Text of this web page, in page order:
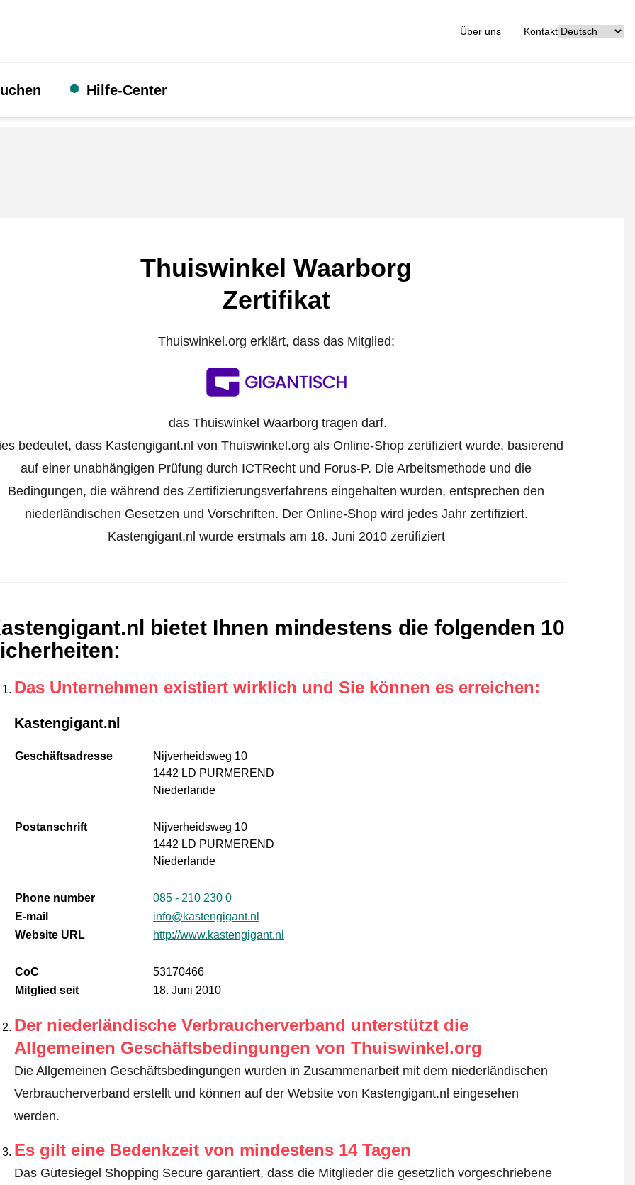
Über uns Kontakt
Hilfe-Center
Thuiswinkel Waarborg
Zertifikat
Thuiswinkel.org erklärt, dass das Mitglied:
das Thuiswinkel Waarborg tragen darf.
bedeutet, dass Kastengigant.nl von Thuiswinkel.org als Online-Shop zertifiziert wurde, basierend
auf einer unabhängigen Prüfung durch ICTRecht und Forus-P. Die Arbeitsmethode und die
Bedingungen, die während des Zertifizierungsverfahrens eingehalten wurden, entsprechen den
niederländischen Gesetzen und Vorschriften. Der Online-Shop wird jedes Jahr zertifiziert.
Kastengigant.nl wurde erstmals am 18. Juni 2010 zertifiziert
bietet Ihnen mindestens die folgenden 10
:
Das Unternehmen existiert wirklich und Sie können es erreichen:
Kastengigant.nl
Geschäftsadresse
Nijverheidsweg 10
1442 LD PURMEREND
Niederlande
Postanschrift
Nijverheidsweg 10
1442 LD PURMEREND
Niederlande
Phone number
085 - 210 230 0
E-mail
info@kastengigant.nl
Website URL
http://www.kastengigant.nl
CoC
53170466
Mitglied seit
18. Juni 2010
Der niederländische Verbraucherverband unterstützt die
Allgemeinen Geschäftsbedingungen von Thuiswinkel.org
Die Allgemeinen Geschäftsbedingungen wurden in Zusammenarbeit mit dem niederländischen
Verbraucherverband erstellt und können auf der Website von Kastengigant.nl eingesehen
werden.
Es gilt eine Bedenkzeit von mindestens 14 Tagen
Das Gütesiegel Shopping Secure garantiert, dass die Mitglieder die gesetzlich vorgeschriebene